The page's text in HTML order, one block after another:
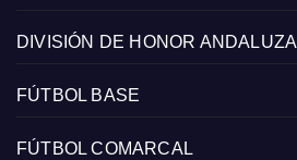
DIVISIÓN DE HONOR ANDALUZA
FÚTBOL BASE
FÚTBOL COMARCAL